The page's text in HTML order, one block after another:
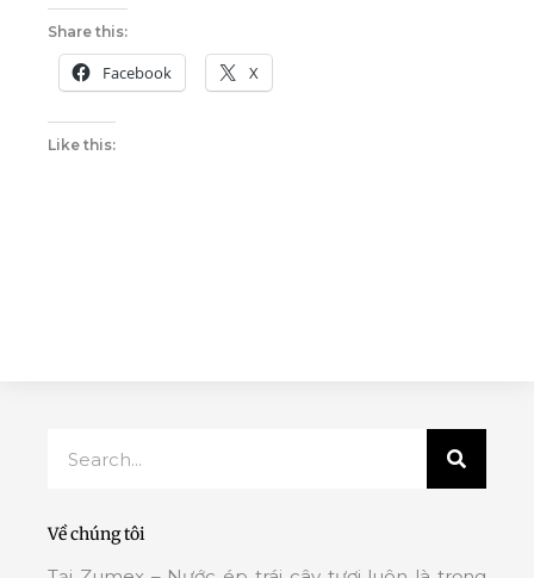
Share this:
Facebook X
Like this:
Về chúng tôi